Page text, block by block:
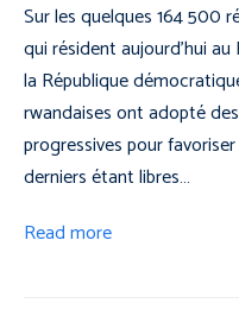
Sur les quelques 164 500
qui résident aujourd’hui
la République
rwandaises ont adopté
progressives pour
derniers étant libres…
Read more